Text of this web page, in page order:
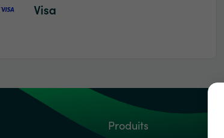
Visa
Produits